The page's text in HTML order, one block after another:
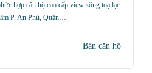
hợp căn hộ cao cấp view sông toạ lạc
P. An Phú, Quận…
Bán căn hộ